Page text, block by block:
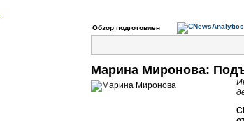
Обзор подготовлен
Марина Миронова: